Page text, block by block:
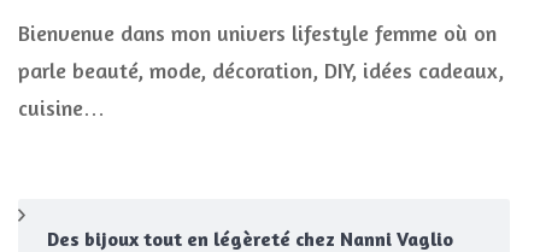
Bienvenue dans mon univers lifestyle femme où on
parle beauté, mode, décoration, DIY, idées cadeaux,
cuisine…
Des bijoux tout en légèreté chez Nanni Vaglio